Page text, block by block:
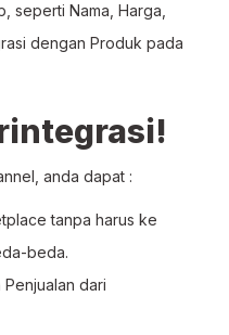
seperti Nama, Harga,
dengan Produk pada
anda dapat :
tanpa harus ke
beda.
dari